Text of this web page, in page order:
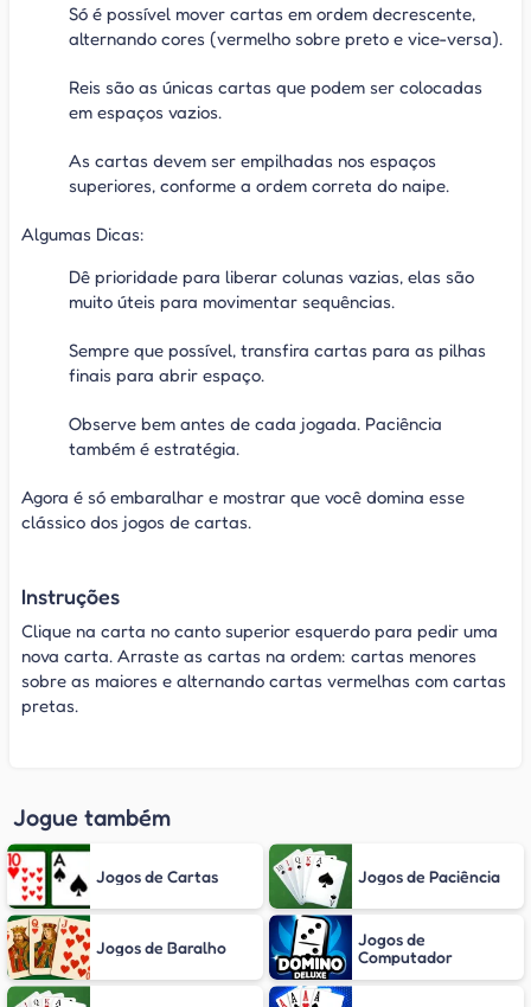
Só é possível mover cartas em ordem decrescente,
alternando cores (vermelho sobre preto e vice-versa).
Reis são as únicas cartas que podem ser colocadas
em espaços vazios.
As cartas devem ser empilhadas nos espaços
superiores, conforme a ordem correta do naipe.
Algumas Dicas:
Dê prioridade para liberar colunas vazias, elas são
muito úteis para movimentar sequências.
Sempre que possível, transfira cartas para as pilhas
finais para abrir espaço.
Observe bem antes de cada jogada. Paciência
também é estratégia.
Agora é só embaralhar e mostrar que você domina esse
clássico dos jogos de cartas.
Instruções
Clique na carta no canto superior esquerdo para pedir uma
nova carta. Arraste as cartas na ordem: cartas menores
sobre as maiores e alternando cartas vermelhas com cartas
pretas.
Jogue também
Jogos de Cartas Jogos de Paciência
Jogos de Baralho
Jogos de
Computador